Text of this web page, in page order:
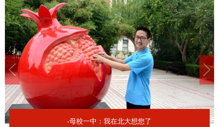
-母校一中：我在北大想您了